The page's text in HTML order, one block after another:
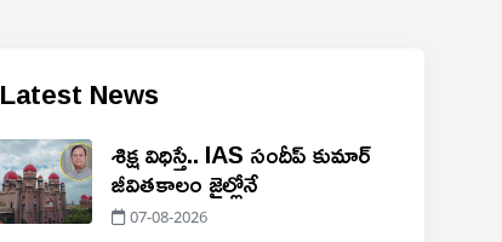
Latest News
శిక్ష విధిస్తే.. IAS సందీప్‌ కుమార్‌
జీవితకాలం జైల్లోనే
07-08-2026